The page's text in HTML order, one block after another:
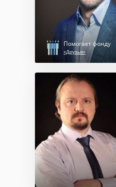
Помогает фонду
«Друзья»